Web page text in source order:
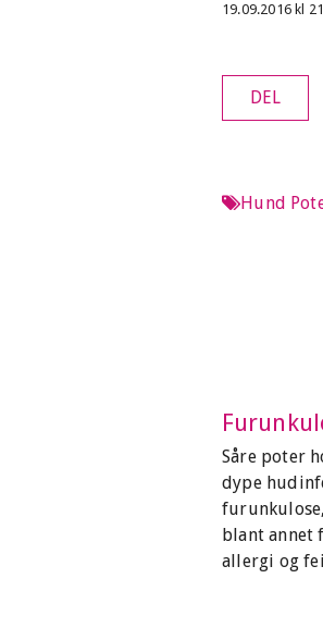
19.09.2016 kl
DEL
Hund
Såre poter
dype
blant annet
allergi og